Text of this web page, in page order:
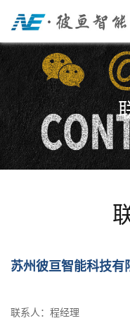
苏州彼亘智能科技有
联系人：程经理